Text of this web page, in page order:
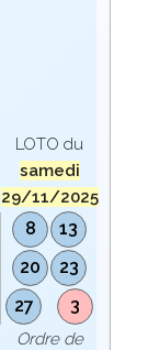
LOTO du
samedi
29/11/2025
8
13
20
23
27
3
Ordre de